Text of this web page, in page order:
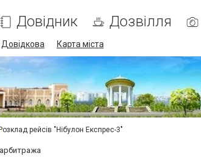
Довідник Дозвілля
Довідкова Карта міста
Розклад рейсів "Нібулон Експрес-3"